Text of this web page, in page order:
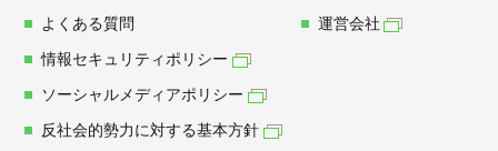
よくある質問
運営会社
情報セキュリティポリシー
ソーシャルメディアポリシー
反社会的勢力に対する基本方針